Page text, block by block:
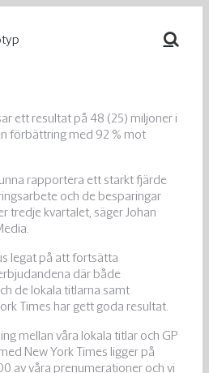
ett resultat på 48 (25) miljoner i
förbättring med 92 % mot
rapportera ett starkt fjärde
och de besparingar
tredje kvartalet, säger Johan
legat på att fortsätta
där både
de lokala titlarna samt
Times har gett goda resultat.
mellan våra lokala titlar och GP
New York Times ligger på
av våra prenumerationer och vi